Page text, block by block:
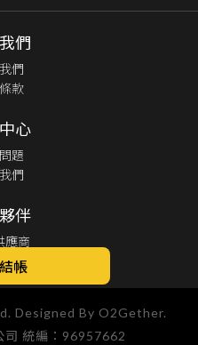
帳
們
們
款
心
題
們
伴
應商
登入
Designed By O2Gether.
司 統編：96957662